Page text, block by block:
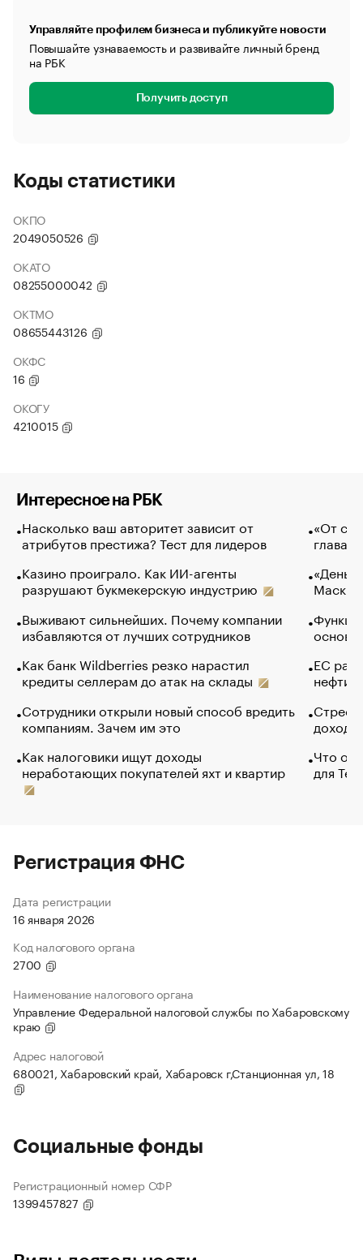
Управляйте профилем бизнеса и публикуйте новости
Повышайте узнаваемость и развивайте личный бренд
на РБК
Получить доступ
Коды статистики
ОКПО
2049050526
ОКАТО
08255000042
ОКТМО
08655443126
ОКФС
16
ОКОГУ
4210015
Интересное на РБК
Насколько ваш авторитет зависит от
атрибутов престижа? Тест для лидеров
Казино проиграло. Как ИИ-агенты
разрушают букмекерскую индустрию
Выживают сильнейших. Почему компании
избавляются от лучших сотрудников
Как банк Wildberries резко нарастил
кредиты селлерам до атак на склады
Сотрудники открыли новый способ вредить
компаниям. Зачем им это
Как налоговики ищут доходы
неработающих покупателей яхт и квартир
«От
глава
Маск в
основ
ЕС
нефти
Что
для
Регистрация ФНС
Дата регистрации
16 января 2026
Код налогового органа
2700
Наименование налогового органа
Управление Федеральной налоговой службы по Хабаровскому
краю
Адрес налоговой
680021, Хабаровский край, Хабаровск г,Станционная ул, 18
Социальные фонды
Регистрационный номер СФР
1399457827